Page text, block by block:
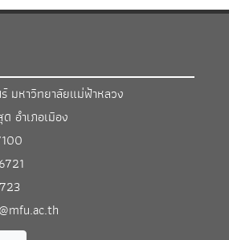
มหาวิทยาลัยแม่ฟ้าหลวง
อำเภอเมือง